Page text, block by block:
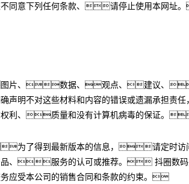
意下列任何条款、请停止使用本网址
图片、数据、观点、建议、
不对这些材料和内容的错误或遗漏承担责任
利、质量和没有计算机病毒的保证。
为了得到最新版本的信息，请定时
品、服务的认可或推荐。 抖圈数码
受本公司的销售合同和条款的约束。